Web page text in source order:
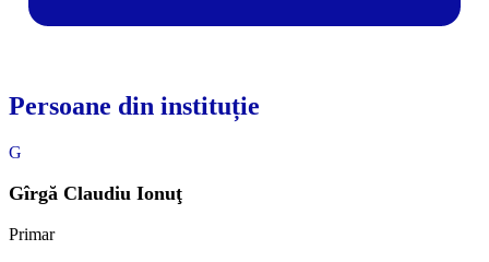
Persoane din instituție
G
Gîrgă Claudiu Ionuţ
Primar